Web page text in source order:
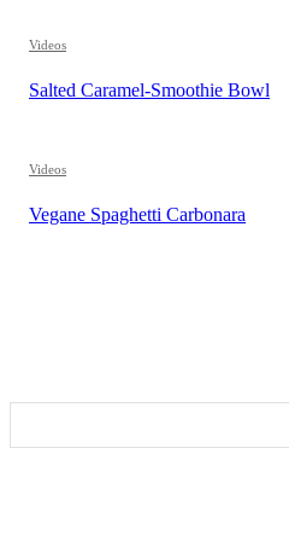
Videos
Salted Caramel-Smoothie Bowl
Videos
Vegane Spaghetti Carbonara